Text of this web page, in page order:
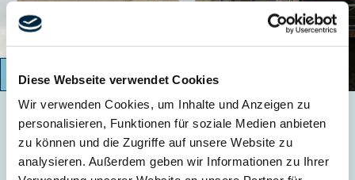
Diese Webseite verwendet Cookies
Wir verwenden Cookies, um Inhalte und Anzeigen zu
personalisieren, Funktionen für soziale Medien anbieten
zu können und die Zugriffe auf unsere Website zu
analysieren. Außerdem geben wir Informationen zu Ihrer
07 September - 16. Oktober 2015
Betonsanierung Kühlturm im Stahlwerk Salzgitter
MEHR ERFAHREN